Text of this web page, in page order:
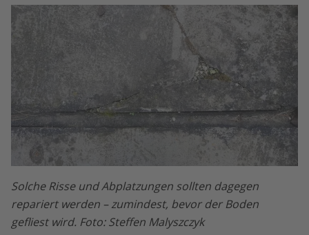
Solche Risse und Abplatzungen sollten dagegen
repariert werden – zumindest, bevor der Boden
gefliest wird. Foto: Steffen Malyszczyk